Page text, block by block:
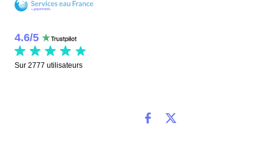
4.6/5
Sur 2777 utilisateurs